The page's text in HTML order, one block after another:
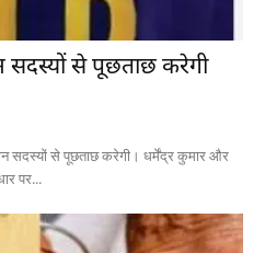
सदस्यों से पूछताछ करेगी
सदस्यों से पूछताछ करेगी। धर्मेंद्र कुमार और
पर...